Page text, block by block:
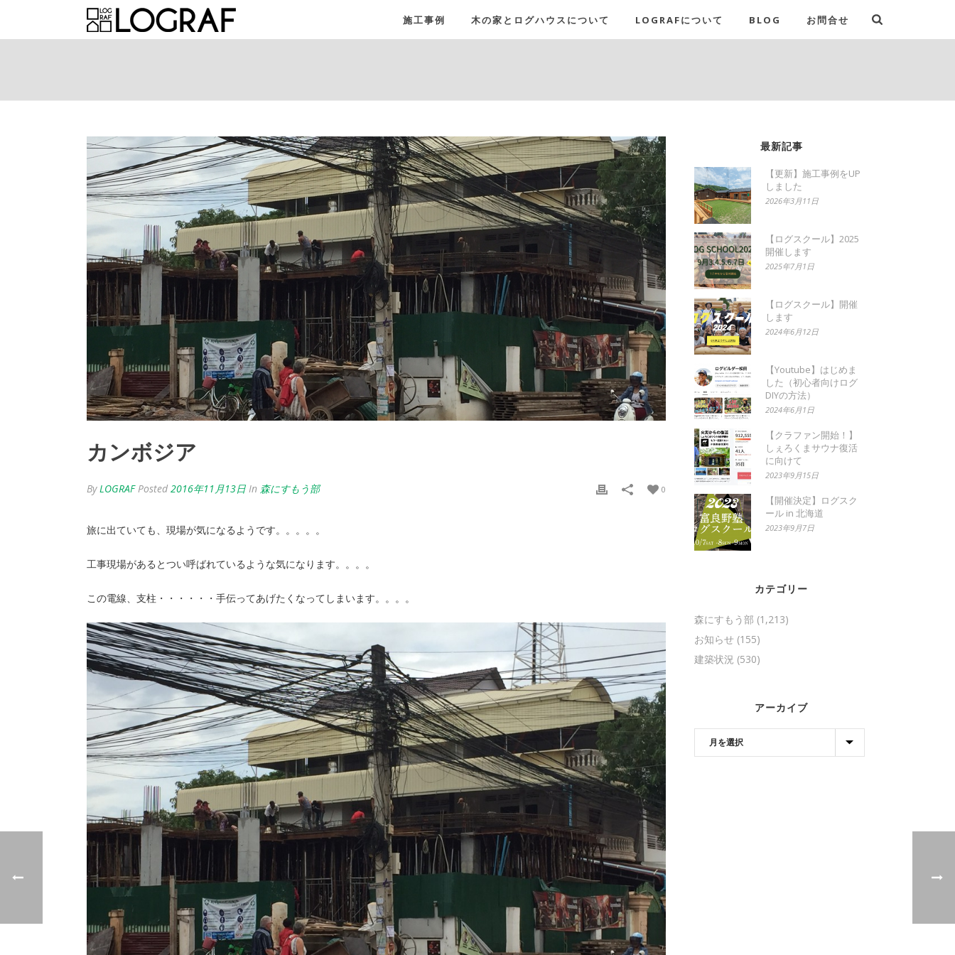
施工事例 木の家とログハウスについて LOGRAFについて BLOG お問合せ
カンボジア
ByLOGRAF Posted 2016年11月13日 In 森にすもう部 0
旅に出ていても、現場が気になるようです。。。。。
工事現場があるとつい呼ばれているような気になります。。。。
この電線、支柱・・・・・・手伝ってあげたくなってしまいます。。。。
最新記事
【更新】施工事例をUP
しました
2026年3月11日
【ログスクール】2025
開催します
2025年7月1日
【ログスクール】開催
します
2024年6月12日
【Youtube】はじめま
した（初心者向けログ
DIYの方法）
2024年6月1日
【クラファン開始！】
しぇろくまサウナ復活
に向けて
2023年9月15日
【開催決定】ログスク
ール in 北海道
2023年9月7日
カテゴリー
森にすもう部 (1,213)
お知らせ (155)
建築状況 (530)
アーカイブ